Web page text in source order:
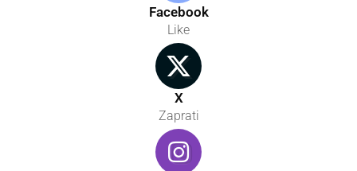
Facebook
Like
X
Zaprati